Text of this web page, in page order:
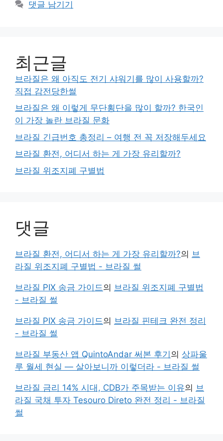
댓글 남기기
최근글
브라질은 왜 아직도 전기 샤워기를 많이 사용할까?
직접 감전당한썰
브라질은 왜 이렇게 무단횡단을 많이 할까? 한국인
이 가장 놀란 브라질 문화
브라질 긴급번호 총정리 – 여행 전 꼭 저장해두세요
브라질 환전, 어디서 하는 게 가장 유리할까?
브라질 위조지폐 구별법
댓글
브라질 환전, 어디서 하는 게 가장 유리할까?의 브
라질 위조지폐 구별법 - 브라질 썰
브라질 PIX 송금 가이드의 브라질 위조지폐 구별법
- 브라질 썰
브라질 PIX 송금 가이드의 브라질 핀테크 완전 정리
- 브라질 썰
브라질 부동산 앱 QuintoAndar 써본 후기의 상파울
루 월세 현실 — 살아보니까 이렇더라 - 브라질 썰
브라질 금리 14% 시대, CDB가 주목받는 이유의 브
라질 국채 투자 Tesouro Direto 완전 정리 - 브라질
썰